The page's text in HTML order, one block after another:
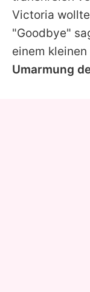
Victoria
"Goodbye"
einem kleinen
Umarmung